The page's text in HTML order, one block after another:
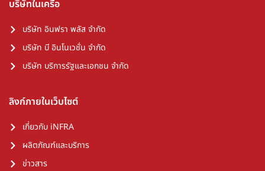
บริษัทในเครือ
บริษัท อินฟรา พลัส จำกัด
บริษัท บี อินโนเวชั่น จำกัด
บริษัท บริการรัฐและเอกชน จำกัด
ลิงก์ภายในเว็บไซต์
เกี่ยวกับ iNFRA
ผลิตภัณฑ์และบริการ
ข่าวสาร